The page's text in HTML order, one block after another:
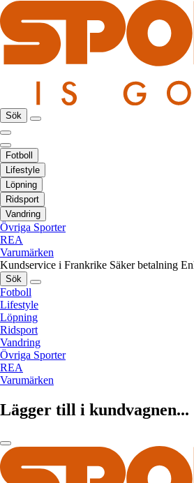
Sök
Fotboll
Lifestyle
Löpning
Ridsport
Vandring
Övriga Sporter
REA
Varumärken
Kundservice i Frankrike Säker betalning
Sök
Fotboll
Lifestyle
Löpning
Ridsport
Vandring
Övriga Sporter
REA
Varumärken
Lägger till i kundvagnen...